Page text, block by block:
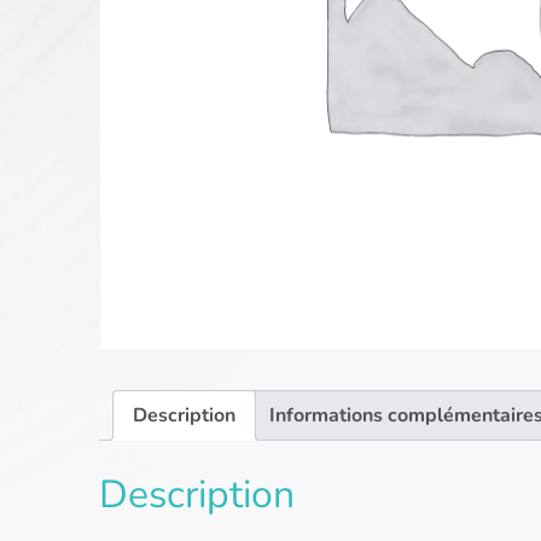
Description Informations
Description